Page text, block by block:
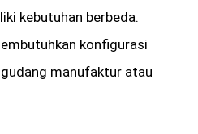
kebutuhan berbeda.
konfigurasi
manufaktur atau